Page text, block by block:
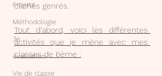
Projets
Méthodologie
3e
évaluation
Vie de classe
clichés genrés.
Tout d'abord, voici les différentes
activités que je mène avec mes
classes de 6ème :